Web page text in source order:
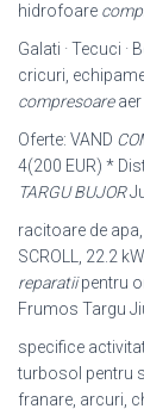
hidrofoare
Galati · Tecuci ·
cricuri,
compresoareaer
Oferte: VAND
4(200 EUR) *
TARGU BUJOR
racitoare de
SCROLL, 22.2
reparatiipentru
Frumos Targu
specifice
turbosol pentru
franare, arcuri,